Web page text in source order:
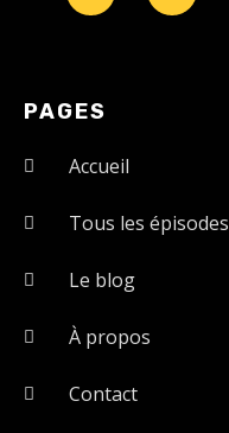
PAGES
Accueil
Tous les épisodes
Le blog
À propos
Contact